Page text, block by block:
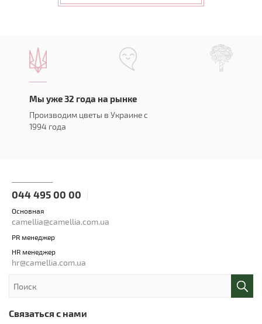
Мы уже 32 года на рынке
Производим цветы в Украине с
1994 года
044 495 00 00
Основная
camellia@camellia.com.ua
PR менеджер
HR менеджер
hr@camellia.com.ua
Связаться с нами